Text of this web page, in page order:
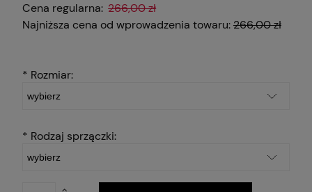
Cena regularna: 266,00 zł
Najniższa cena od wprowadzenia towaru:266,00 zł
* Rozmiar:
* Rodzaj sprzączki: